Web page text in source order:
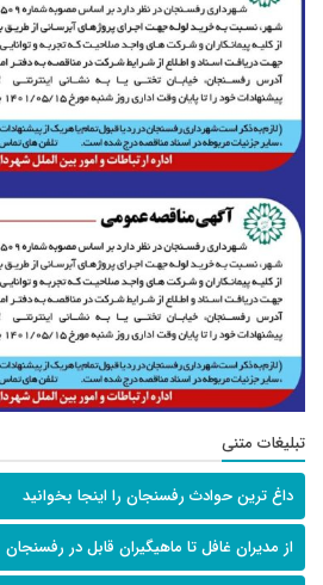
تبلیغات متنی
داغ ترین حوادث رفسنجان را اینجا بخوانید
از مدیران غافل تا ماهیگیران قابل در رفسنجان